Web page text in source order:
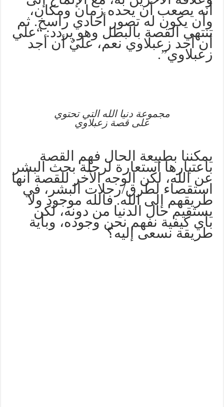
أنه يصعب أن يحده زمان ومكان،
وأن يكون له تصور أحادي راسخ. ثم
تنتهي القصة بالبطل وهو يردد: “علي
أن أجد زعبلاوي نعم، عليٌ أن أجد
زعبلاوي”.
مجموعة دنيا الله التي تحتوي
على قصة زعبلاوي
يمكننا بطبيعة الحال فهم القصة
باعتبارها استعارة لرحلة بحث البشر
عن الله، لكن الوجه الآخر للقصة أنها
استقصاء لطرق/رحلات البشر، في
طريقهم إلى الله. فالله موجود ولا
يستقيم حال الدنيا من دونه، لكن
بأي كيفية نفهم نحن وجوده، وبأية
طريقة نسعى إليه؟